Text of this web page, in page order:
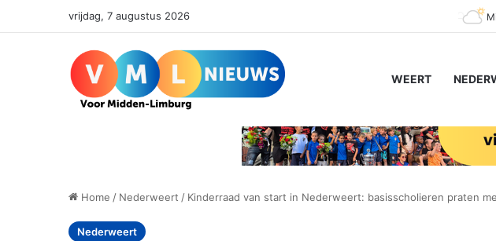
vrijdag, 7 augustus 2026
WEERT
Home / Nederweert / Kinderraad van start in Nederweert: basisscholieren praten
Nederweert